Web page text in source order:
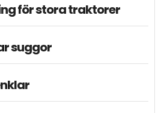
för stora traktorer
suggor